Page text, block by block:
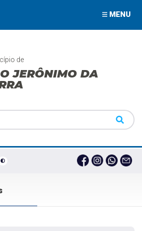
MENU
de
JERÔNIMO DA